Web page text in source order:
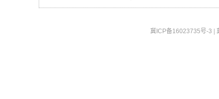
冀ICP备16023735号-3